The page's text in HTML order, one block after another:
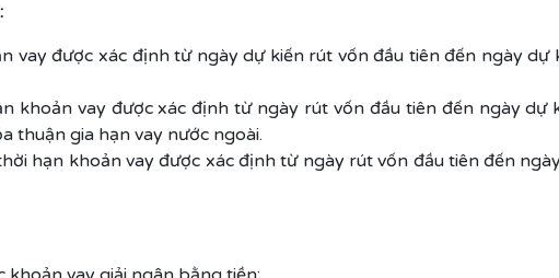
vay được xác định từ ngày dự kiến rút vốn đầu tiên đến ngày dự
khoản vay được xác định từ ngày rút vốn đầu tiên đến ngày dự
thuận gia hạn vay nước ngoài.
hạn khoản vay được xác định từ ngày rút vốn đầu tiên đến